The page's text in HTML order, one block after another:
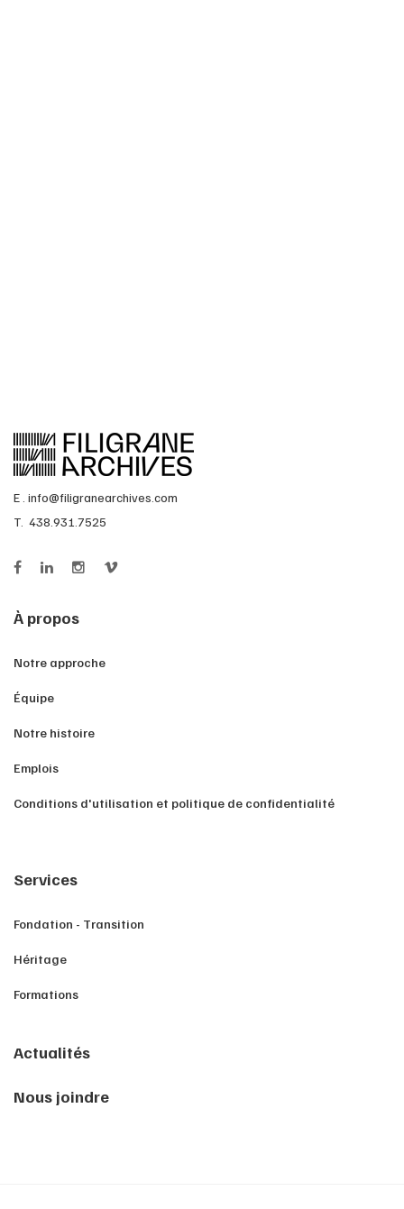
E . info@filigranearchives.com
T. 438.931.7525
À propos
Notre approche
Équipe
Notre histoire
Emplois
Conditions d'utilisation et politique de confidentialité
Services
Fondation - Transition
Héritage
Formations
Actualités
Nous joindre